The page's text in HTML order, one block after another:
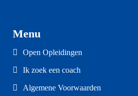
Menu
Open Opleidingen
Ik zoek een coach
Algemene Voorwaarden